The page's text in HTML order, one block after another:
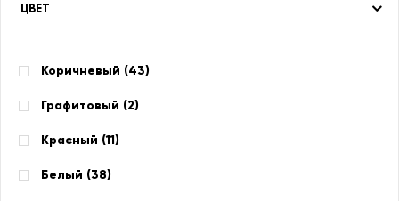
ЦВЕТ
Коричневый (43)
Графитовый (2)
Красный (11)
Белый (38)